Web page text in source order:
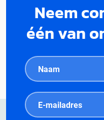
Neem
één van